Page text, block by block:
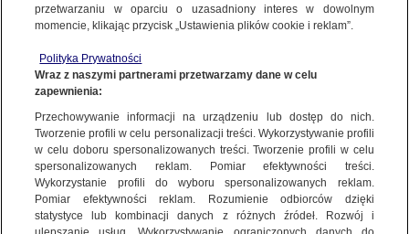
FAKTY | ZOBACZ FAKTY
15.10.2019 | Ostatnie posiedzenie Sejmu VIII kadencji. Plotka o dymisji
Banasia i kara dla Nitrasa
FAKTY PO FAKTACH
FAKTY O ŚWIECIE
WIĘCEJ
KANAŁY
przetwarzaniu w oparciu o uzasadniony interes w dowolnym
momencie, klikając przycisk „Ustawienia plików cookie i reklam”.
Polityka Prywatności
Wraz z naszymi partnerami przetwarzamy dane w celu
zapewnienia:
Przechowywanie informacji na urządzeniu lub dostęp do nich.
Tworzenie profili w celu personalizacji treści. Wykorzystywanie profili
w celu doboru spersonalizowanych treści. Tworzenie profili w celu
spersonalizowanych reklam. Pomiar efektywności treści.
Wykorzystanie profili do wyboru spersonalizowanych reklam.
Pomiar efektywności reklam. Rozumienie odbiorców dzięki
statystyce lub kombinacji danych z różnych źródeł. Rozwój i